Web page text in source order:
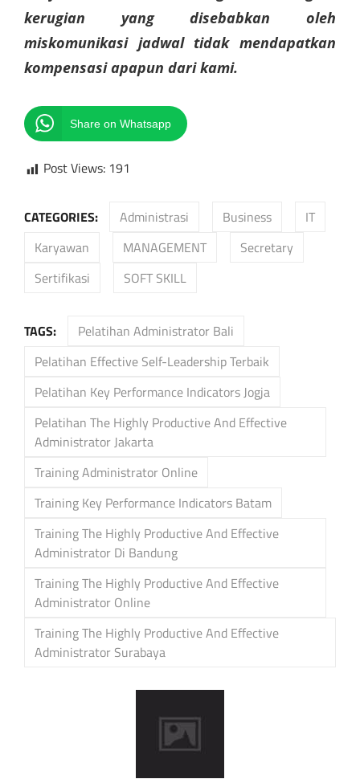
kerugian yang disebabkan oleh
miskomunikasi jadwal tidak mendapatkan
kompensasi apapun dari kami.
Share on Whatsapp
Post Views: 191
CATEGORIES: Administrasi Business
IT
Karyawan
MANAGEMENT
Secretary
Sertifikasi
SOFT SKILL
TAGS:
Pelatihan Administrator Bali
Pelatihan Effective Self-Leadership Terbaik
Pelatihan Key Performance Indicators Jogja
Pelatihan The Highly Productive And Effective
Administrator Jakarta
Training Administrator Online
Training Key Performance Indicators Batam
Training The Highly Productive And Effective
Administrator Di Bandung
Training The Highly Productive And Effective
Administrator Online
Training The Highly Productive And Effective
Administrator Surabaya